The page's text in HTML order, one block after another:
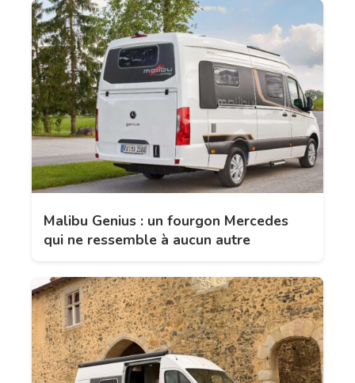
Malibu Genius : un fourgon Mercedes
qui ne ressemble à aucun autre